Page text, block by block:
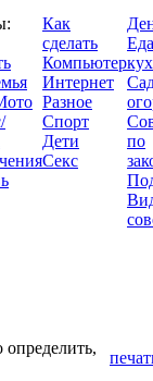
Как
сделать
Компьютер
Интернет
Разное
Спорт
Дети
Секс
по
определить,